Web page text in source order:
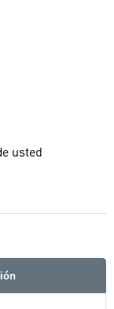
usted